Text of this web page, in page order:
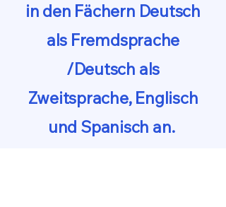
in den Fächern Deutsch
als Fremdsprache
/Deutsch als
Zweitsprache, Englisch
und Spanisch an.